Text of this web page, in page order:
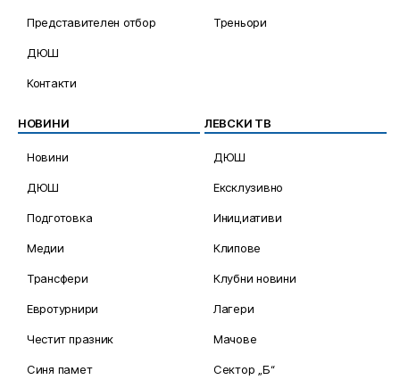
Представителен отбор
ДЮШ
Контакти
Треньори
НОВИНИ
Новини
ДЮШ
Подготовка
Медии
Трансфери
Евротурнири
Честит празник
Синя памет
ЛЕВСКИ ТВ
ДЮШ
Ексклузивно
Инициативи
Клипове
Клубни новини
Лагери
Мачове
Сектор „Б“